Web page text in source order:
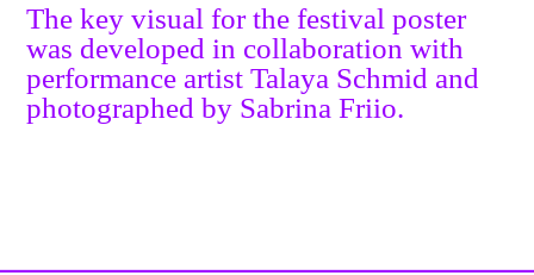
The key visual for the festival poster
was developed in collaboration with
performance artist Talaya Schmid and
photographed by Sabrina Friio.